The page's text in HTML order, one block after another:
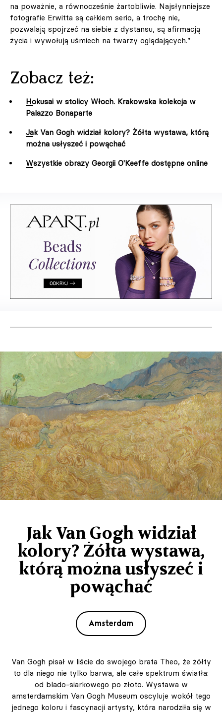
na poważnie, a równocześnie żartobliwie. Najsłynniejsze
fotografie Erwitta są całkiem serio, a trochę nie,
pozwalają spojrzeć na siebie z dystansu, są afirmacją
życia i wywołują uśmiech na twarzy oglądających.”
Zobacz też:
Hokusai w stolicy Włoch. Krakowska kolekcja w
Palazzo Bonaparte
Jak Van Gogh widział kolory? Żółta wystawa, którą
można usłyszeć i powąchać
Wszystkie obrazy Georgii O'Keeffe dostępne online
Jak Van Gogh widział
kolory? Żółta wystawa,
którą można usłyszeć i
powąchać
Amsterdam
Van Gogh pisał w liście do swojego brata Theo, że żółty
to dla niego nie tylko barwa, ale całe spektrum światła:
od blado-siarkowego po złoto. Wystawa w
amsterdamskim Van Gogh Museum oscyluje wokół tego
jednego koloru i fascynacji artysty, która narodziła się w